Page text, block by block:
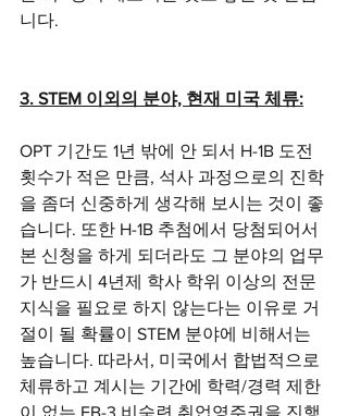
니다.
3. STEM 이외의 분야, 현재 미국 체류:
OPT 기간도 1년 밖에 안 되서 H-1B 도전
횟수가 적은 만큼, 석사 과정으로의 진학
을 좀더 신중하게 생각해 보시는 것이 좋
습니다. 또한 H-1B 추첨에서 당첨되어서
본 신청을 하게 되더라도 그 분야의 업무
가 반드시 4년제 학사 학위 이상의 전문
지식을 필요로 하지 않는다는 이유로 거
절이 될 확률이 STEM 분야에 비해서는
높습니다. 따라서, 미국에서 합법적으로
체류하고 계시는 기간에 학력/경력 제한